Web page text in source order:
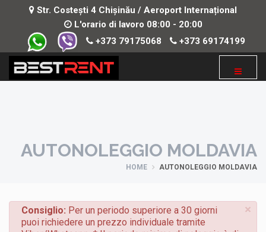
Str. Costești 4 Chișinău / Aeroport Internațional
L'orario di lavoro 08:00 - 20:00
+373 79175068
+373 69174199
AUTONOLEGGIO MOLDAVIA
HOME AUTONOLEGGIO MOLDAVIA
×
Consiglio: Per un periodo superiore a 30 giorni
puoi richiedere un prezzo individuale tramite